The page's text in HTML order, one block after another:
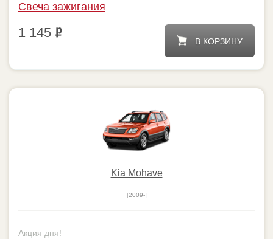
Свеча зажигания
1 145
В КОРЗИНУ
Kia Mohave
[2009-]